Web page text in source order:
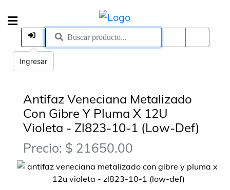
Antifaz Veneciana Metalizado
Con Gibre Y Pluma X 12U
Violeta - Zl823-10-1 (Low-Def)
Precio: $ 21650.00
Ingresar